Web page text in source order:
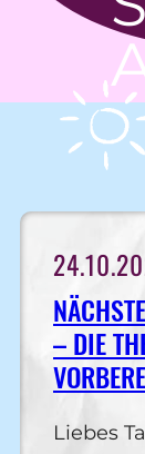
– DIE
Liebes